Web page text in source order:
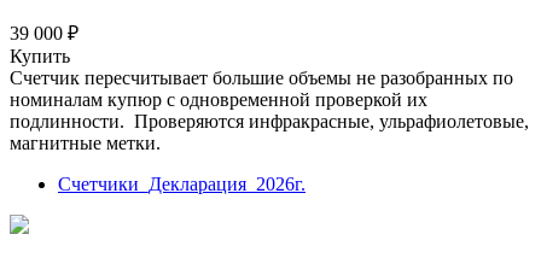
39 000 ₽
Купить
Счетчик пересчитывает большие объемы не разобранных по
номиналам купюр с одновременной проверкой их
подлинности. Проверяются инфракрасные, ульрафиолетовые,
магнитные метки.
Счетчики_Декларация_2026г.